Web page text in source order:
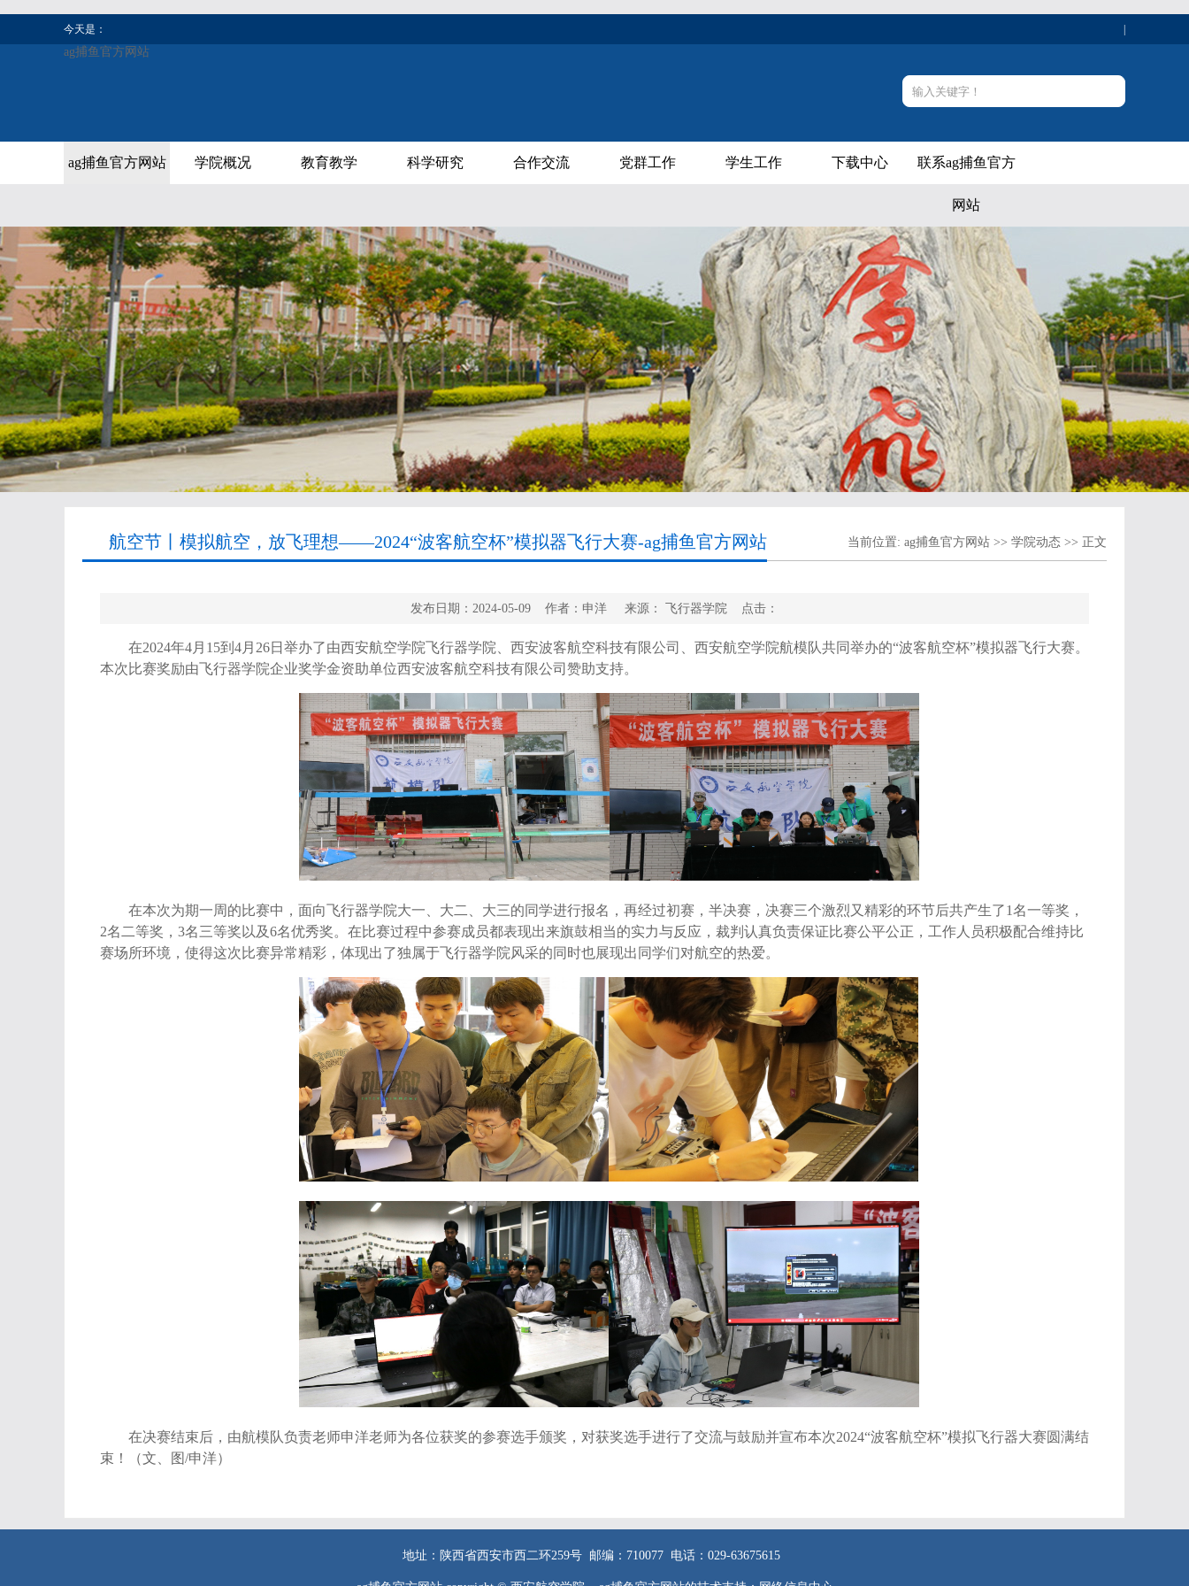
今天是：
ag捕鱼官方网站
ag捕鱼官方网站 学院概况 教育教学 科学研究 合作交流 党群工作 学生工作 下载中心 联系ag捕鱼官方
网站
航空节丨模拟航空，放飞理想——2024“波客航空杯”模拟器飞行大赛-ag捕鱼官方网站 当前位置: ag捕鱼官方网站 >> 学院动态 >> 正文
发布日期：2024-05-09 作者：申洋 来源： 飞行器学院 点击：
在2024年4月 15到 4月 26日举办了由西安航空学院飞行器学院、西安波客航空科技有限公司、西安航空学院航模队共同举办的“波客航空杯”模拟器飞行大赛。
本次比赛奖励由飞行器学院企业奖学金资助单位西安波客航空科技有限公司赞助支持。
在本次为期一周的比赛中，面向飞行器学院大一、大二、大三的同学进行报名，再经过初赛，半决赛，决赛三个激烈又精彩的环节后共产生了1名一等奖，
2名二等奖， 3名三等奖以及6名优秀奖。在比赛过程中参赛成员都表现出来旗鼓相当的实力与反应，裁判认真负责保证比赛公平公正，工作人员积极配合维持比
赛场所环境，使得这次比赛异常精彩，体现出了独属于飞行器学院风采的同时也展现出同学们对航空的热爱。
在决赛结束后，由航模队负责老师申洋老师为各位获奖的参赛选手颁奖，对获奖选手进行了交流与鼓励并宣布本次2024“波客航空杯”模拟飞行器大赛圆满结
束！（文、图/申洋）
地址：陕西省西安市西二环259号 邮编：710077 电话：029-63675615